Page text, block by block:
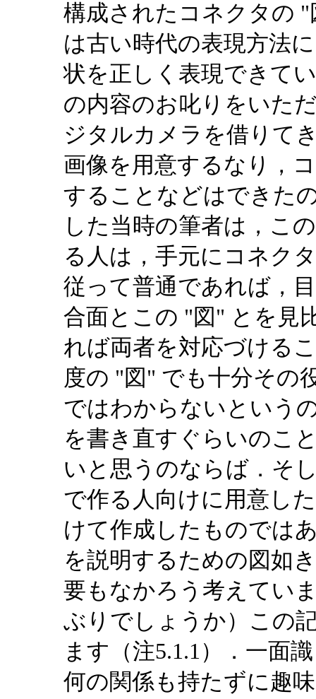
構成されたコネクタの
は古い時代の表現方法
状を正しく表現できて
の内容のお叱りをいた
ジタルカメラを借りて
画像を用意するなり，
することなどはできた
した当時の筆者は，こ
る人は，手元にコネク
従って普通であれば，
合面とこの "図" とを見
れば両者を対応づける
度の "図" でも十分その
ではわからないという
を書き直すぐらいのこ
いと思うのならば．そ
で作る人向けに用意し
けて作成したものでは
を説明するための図如
要もなかろう考えてい
ぶりでしょうか）この
ます（注5.1.1）．一面
何の関係も持たずに趣